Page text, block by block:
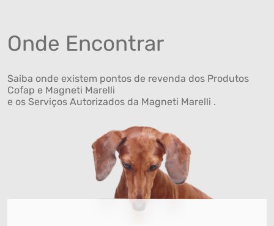
Onde Encontrar
Saiba onde existem pontos de revenda dos Produtos
Cofap e Magneti Marelli
e os Serviços Autorizados da Magneti Marelli .